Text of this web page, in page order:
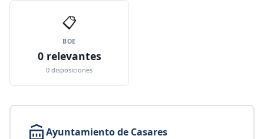
📋
BOE
0 relevantes
0 disposiciones
Ayuntamiento de Casares